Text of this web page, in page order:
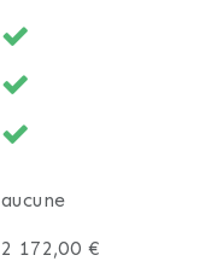
aucune
2 172,00 €